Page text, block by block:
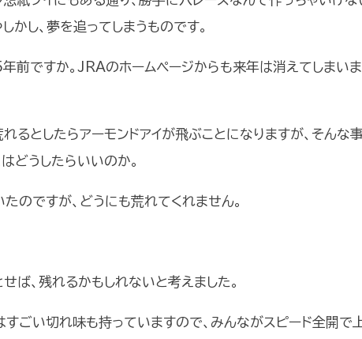
かし、夢を追ってしまうものです。
前ですか。JRAのホームページからも来年は消えてしまいま
るとしたらアーモンドアイが飛ぶことになりますが、そんな
どうしたらいいのか。
のですが、どうにも荒れてくれません。
ば、残れるかもしれないと考えました。
すごい切れ味も持っていますので、みんながスピード全開で